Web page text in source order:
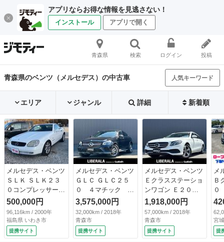
アプリならお得な情報を見逃さない！
インストール アプリで開く
青森県 検索 ログイン 投稿
青森県のベンツ（メルセデス）の中古車 人気キーワード
エリア ジャンル 詳細 新着順
メルセデス・ベンツ
ＳＬＫ ＳＬＫ２３
０コンプレッサー
オープンカー 左ハ
ンドル ドライブレ
コーダー ナビ オ
ートクルーズコント
ロール ＡＴ シー
500,000円
96,116km / 2000年
福島県 いわき市
提携サイト
メルセデス・ベンツ
ＧＬＣ ＧＬＣ２５
０ ４マチック ク
ーペスポーツ（本革
仕様） ガラススラ
イディングルーフ
Ｂｕｒｍｅｓｔｅ
ｒ 本革シート 純
3,575,000円
32,000km / 2018年
青森市
提携サイト
メルセデス・ベンツ
Ｅクラスステーショ
ンワゴン Ｅ２０
０ ４マチックステ
ーションワゴンアバ
ンギャルド レーダ
ーセーフティパッケ
ージ 純正ナビ フ
1,918,000円
57,000km / 2018年
青森市
提携サイト
メ
Ｂ
０
ェ
れ
ｅ
ィ
Ｖ
宮
提